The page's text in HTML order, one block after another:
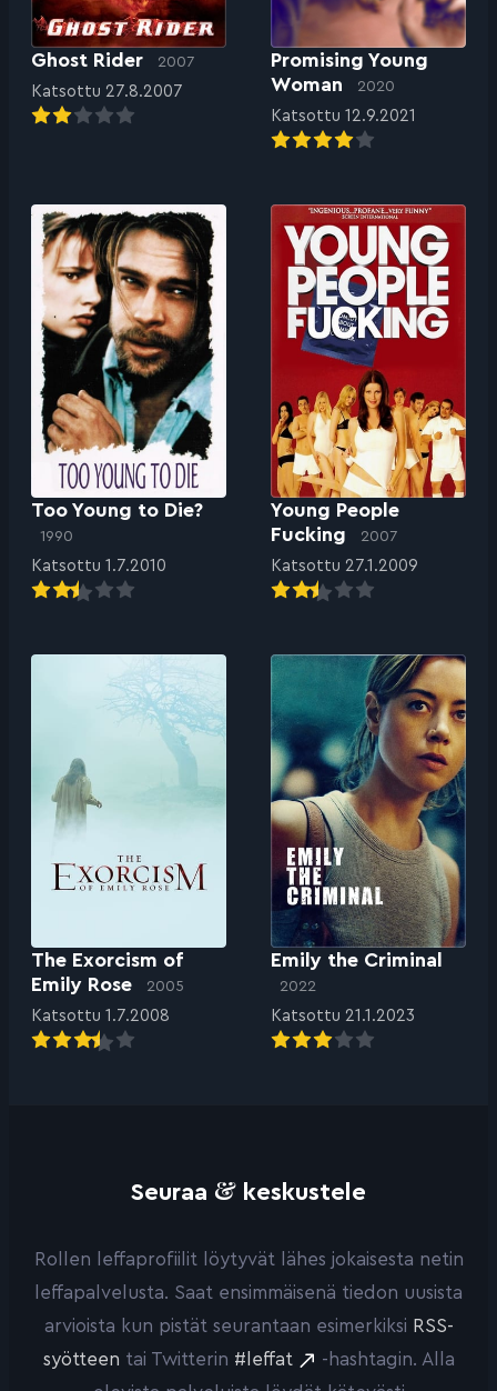
Ghost Rider 2007
Katsottu 27.8.2007
Promising Young
Woman
2020
Katsottu 12.9.2021
Too Young to Die?
1990
Katsottu 1.7.2010
Young People
Fucking
2007
Katsottu 27.1.2009
The Exorcism of
Emily Rose
2005
Katsottu 1.7.2008
Emily the Criminal
2022
Katsottu 21.1.2023
Seuraa & keskustele
Rollen leffaprofiilit löytyvät lähes jokaisesta netin
leffapalvelusta. Saat ensimmäisenä tiedon uusista
arvioista kun pistät seurantaan esimerkiksi RSS-
syötteen tai Twitterin #leffat
-hashtagin. Alla